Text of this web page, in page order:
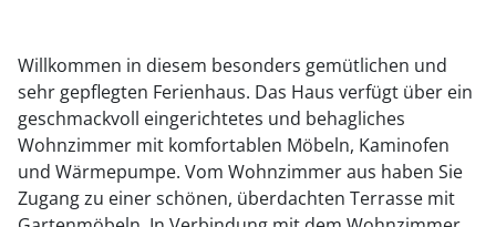
Willkommen in diesem besonders gemütlichen und
sehr gepflegten Ferienhaus. Das Haus verfügt über ein
geschmackvoll eingerichtetes und behagliches
Wohnzimmer mit komfortablen Möbeln, Kaminofen
und Wärmepumpe. Vom Wohnzimmer aus haben Sie
Zugang zu einer schönen, überdachten Terrasse mit